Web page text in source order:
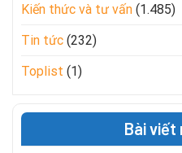
Kiến thức và tư vấn (1.485)
Tin tức (232)
Toplist (1)
Bài viết